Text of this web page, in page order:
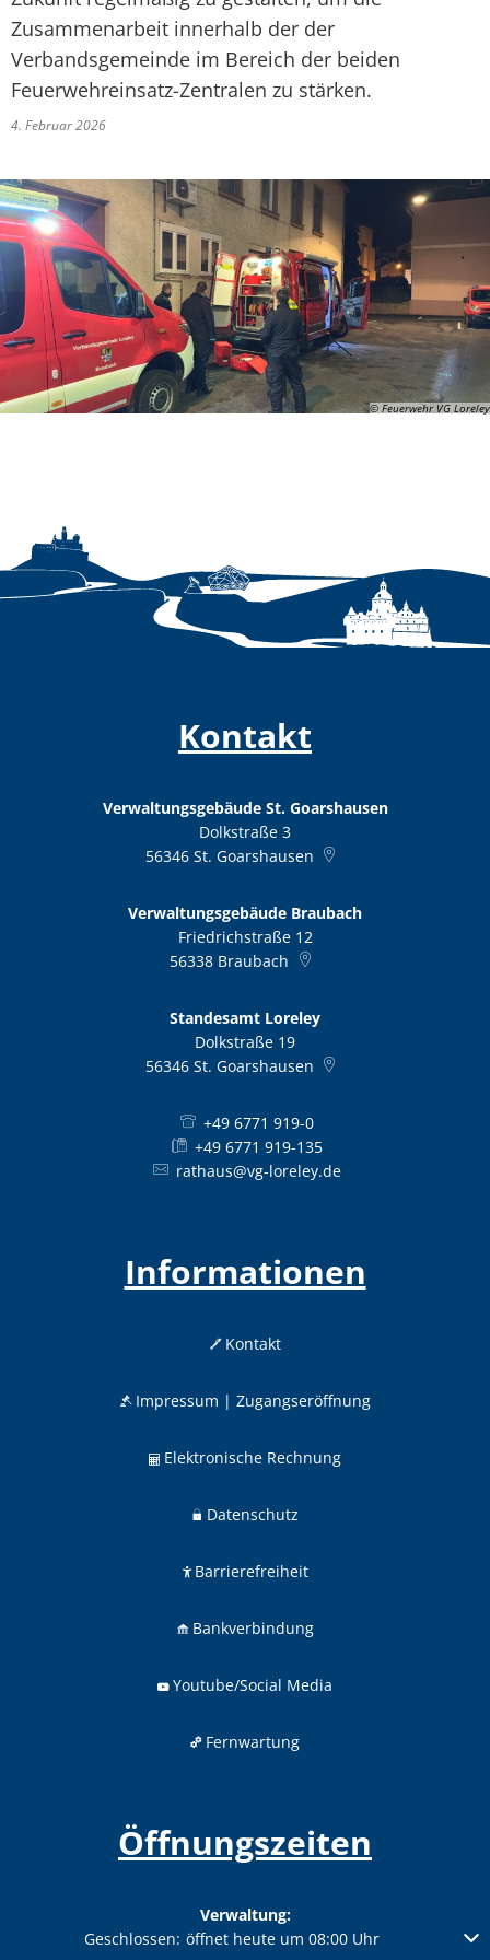
Zusammenarbeit innerhalb der der
Verbandsgemeinde im Bereich der beiden
Feuerwehreinsatz-Zentralen zu stärken.
4. Februar 2026
© Feuerwehr VG Loreley
Kontakt
Verwaltungsgebäude St. Goarshausen
Dolkstraße 3
56346 St. Goarshausen
Verwaltungsgebäude Braubach
Friedrichstraße 12
56338 Braubach
Standesamt Loreley
Dolkstraße 19
56346 St. Goarshausen
+49 6771 919-0
+49 6771 919-135
rathaus@vg-loreley.de
Informationen
Kontakt
Impressum | Zugangseröffnung
Elektronische Rechnung
Datenschutz
Barrierefreiheit
Bankverbindung
Youtube/Social Media
Fernwartung
Öffnungszeiten
Verwaltung:
Klicken, um weitere Öffnungs- oder Schließzeiten auszublenden
Geschlossen: öffnet heute um 08:00 Uhr